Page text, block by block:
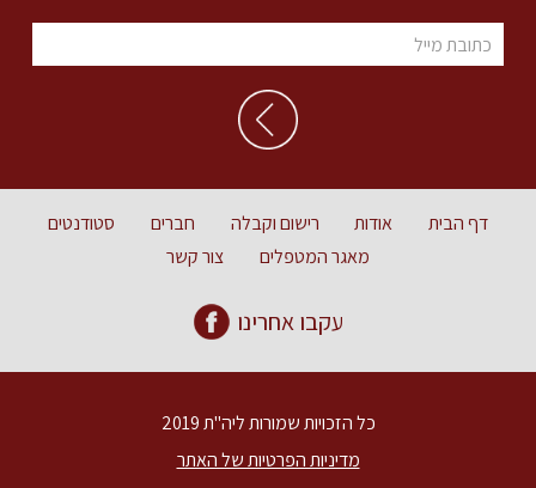
דף הבית אודות רישום וקבלה חברים
סטודנטים
מאגר המטפלים
צור קשר
עקבו אחרינו
כל הזכויות שמורות ליה"ת 2019
מדיניות הפרטיות של האתר